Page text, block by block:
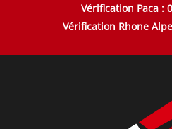
Vérification Paca :
Vérification Rhone